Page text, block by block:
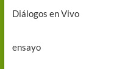
Diálogos en Vivo
ensayo